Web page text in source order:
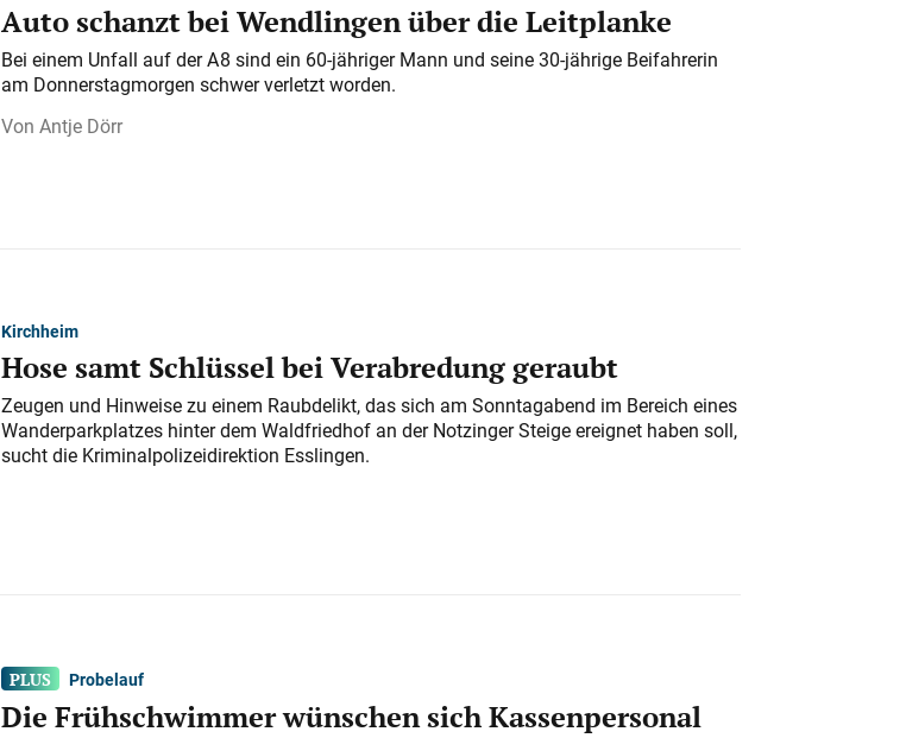
Auto schanzt bei Wendlingen über die Leitplanke
Bei einem Unfall auf der A 8 sind ein 60-jähriger Mann und seine 30-jährige Beifahrerin
am Donnerstagmorgen schwer verletzt worden.
Antje Dörr
Kirchheim
Hose samt Schlüssel bei Verabredung geraubt
Zeugen und Hinweise zu einem Raubdelikt, das sich am Sonntagabend im Bereich eines
Wanderparkplatzes hinter dem Waldfriedhof an der Notzinger Steige ereignet haben soll,
sucht die Kriminalpolizeidirektion Esslingen.
Probelauf
Die Frühschwimmer wünschen sich Kassenpersonal